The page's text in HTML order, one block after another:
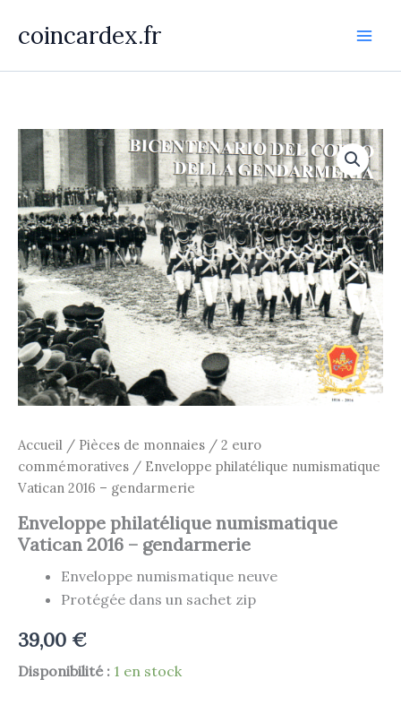
coincardex.fr
Accueil / Pièces de monnaies / 2 euro
commémoratives / Enveloppe philatélique numismatique
Vatican 2016 – gendarmerie
Enveloppe philatélique numismatique
Vatican 2016 – gendarmerie
Enveloppe numismatique neuve
Protégée dans un sachet zip
39,00 €
Disponibilité : 1 en stock